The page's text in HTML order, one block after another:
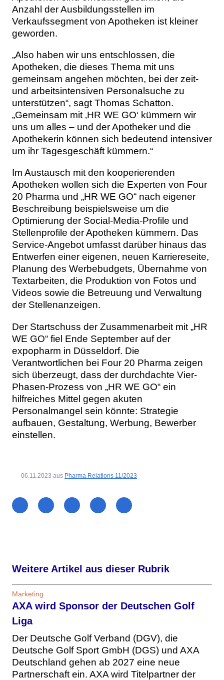
Anzahl der Ausbildungsstellen im
Verkaufssegment von Apotheken ist kleiner
geworden.
„Also haben wir uns entschlossen, die
Apotheken, die dieses Thema mit uns
gemeinsam angehen möchten, bei der zeit-
und arbeitsintensiven Personalsuche zu
unterstützen“, sagt Thomas Schatton.
„Gemeinsam mit ‚HR WE GO‘ kümmern wir
uns um alles – und der Apotheker und die
Apothekerin können sich bedeutend intensiver
um ihr Tagesgeschäft kümmern.“
Im Austausch mit den kooperierenden
Apotheken wollen sich die Experten von Four
20 Pharma und „HR WE GO“ nach eigener
Beschreibung beispielsweise um die
Optimierung der Social-Media-Profile und
Stellenprofile der Apotheken kümmern. Das
Service-Angebot umfasst darüber hinaus das
Entwerfen einer eigenen, neuen Karriereseite,
Planung des Werbebudgets, Übernahme von
Textarbeiten, die Produktion von Fotos und
Videos sowie die Betreuung und Verwaltung
der Stellenanzeigen.
Der Startschuss der Zusammenarbeit mit „HR
WE GO“ fiel Ende September auf der
expopharm in Düsseldorf. Die
Verantwortlichen bei Four 20 Pharma zeigen
sich überzeugt, dass der durchdachte Vier-
Phasen-Prozess von „HR WE GO“ ein
hilfreiches Mittel gegen akuten
Personalmangel sein könnte: Strategie
aufbauen, Gestaltung, Werbung, Bewerber
einstellen.
06.11.2023 aus Pharma Relations 11/2023
Weitere Artikel aus dieser Rubrik
Marketing
AXA wird Sponsor der Deutschen Golf
Liga
Der Deutsche Golf Verband (DGV), die
Deutsche Golf Sport GmbH (DGS) und AXA
Deutschland gehen ab 2027 eine neue
Partnerschaft ein. AXA wird Titelpartner der